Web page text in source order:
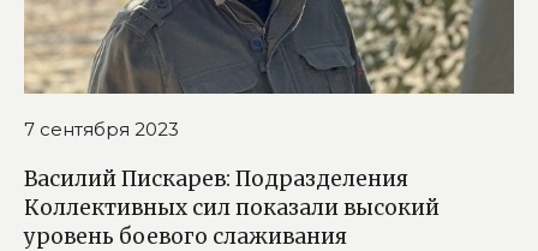
7 сентября 2023
Василий Пискарев: Подразделения
Коллективных сил показали высокий
уровень боевого слаживания